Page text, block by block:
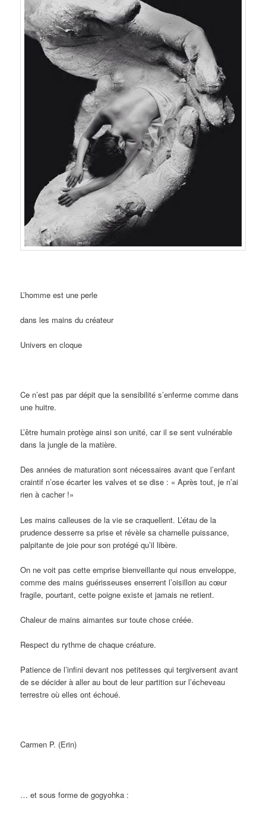
L’homme est une perle
dans les mains du créateur
Univers en cloque
Ce n’est pas par dépit que la sensibilité s’enferme comme dans
une huitre.
L’être humain protège ainsi son unité, car il se sent vulnérable
dans la jungle de la matière.
Des années de maturation sont nécessaires avant que l’enfant
craintif n’ose écarter les valves et se dise : « Après tout, je n’ai
rien à cacher !»
Les mains calleuses de la vie se craquellent. L’étau de la
prudence desserre sa prise et révèle sa charnelle puissance,
palpitante de joie pour son protégé qu’il libère.
On ne voit pas cette emprise bienveillante qui nous enveloppe,
comme des mains guérisseuses enserrent l’oisillon au cœur
fragile, pourtant, cette poigne existe et jamais ne retient.
Chaleur de mains aimantes sur toute chose créée.
Respect du rythme de chaque créature.
Patience de l’infini devant nos petitesses qui tergiversent avant
de se décider à aller au bout de leur partition sur l’écheveau
terrestre où elles ont échoué.
Carmen P. (Erin)
… et sous forme de gogyohka :